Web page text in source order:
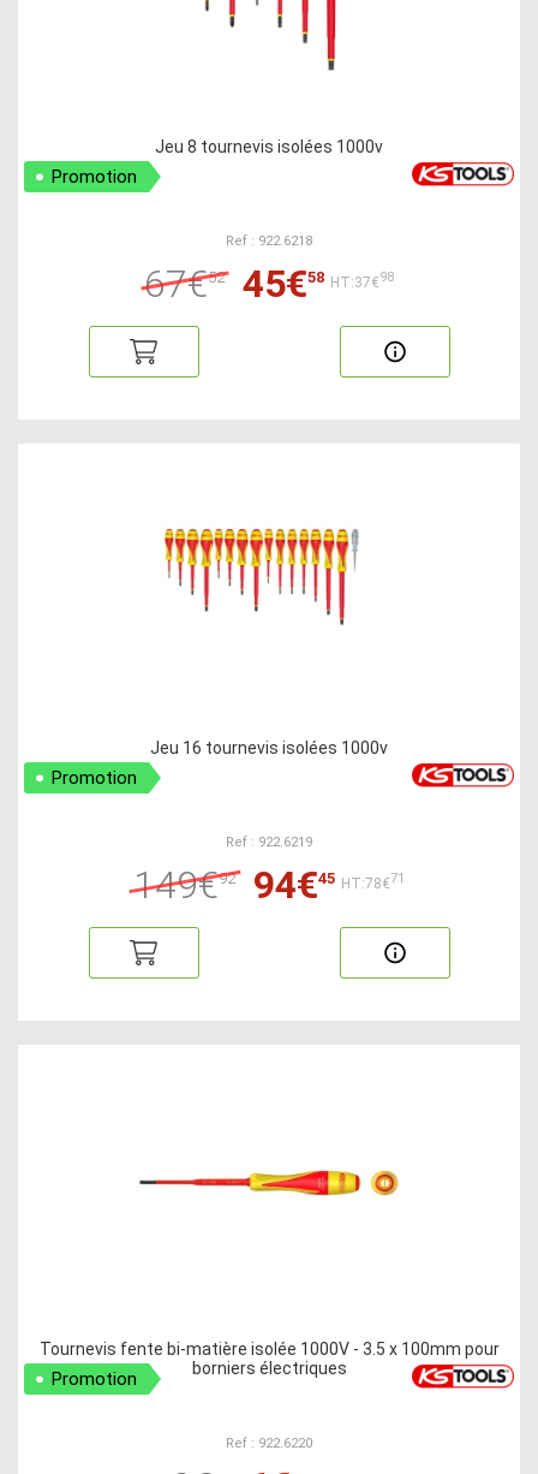
Jeu 8 tournevis isolées 1000v
Promotion
Ref : 922.6218
67€52 45€58 HT:37€98
Jeu 16 tournevis isolées 1000v
Promotion
Ref : 922.6219
149€92 94€45 HT:78€71
Tournevis fente bi-matière isolée 1000V - 3.5 x 100mm pour
borniers électriques
Promotion
Ref : 922.6220